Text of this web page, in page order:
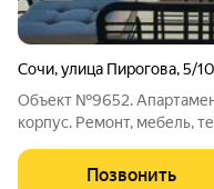
Сочи,улица Пирогова,5/10
Объект №9652.
корпус. Ремонт, мебель,
ЛС. Сопровождение
Позвонить